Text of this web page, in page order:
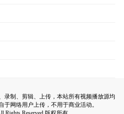
录制、剪辑、上传，本站所有视频播放源均
网络用户上传，不用于商业活动。